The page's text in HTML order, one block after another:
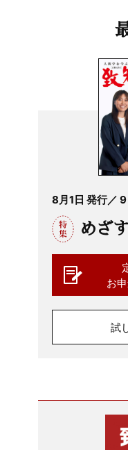
8月1日 発行／
めざ
お
試